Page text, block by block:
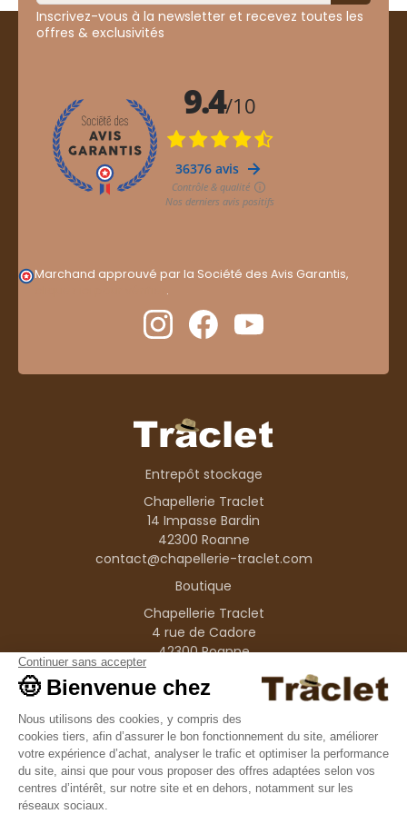
Inscrivez-vous à la newsletter et recevez toutes les
offres & exclusivités
Marchand approuvé par la Société des Avis Garantis,
.
Entrepôt stockage
Chapellerie Traclet
14 Impasse Bardin
42300 Roanne
contact@chapellerie-traclet.com
Boutique
Chapellerie Traclet
4 rue de Cadore
42300 Roanne
Produits
Nos marques